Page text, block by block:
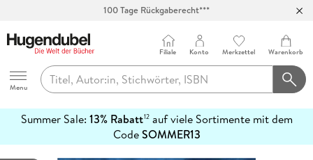
Hugendubel
Menu
Filiale Konto Merkzettel Warenkorb
Summer Sale: 13% Rabatt12auf viele Sortimente mit dem
CodeSOMMER13
erfahren